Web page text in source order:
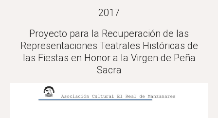
2017
Proyecto para la Recuperación de las
Representaciones Teatrales Históricas de
las Fiestas en Honor a la Virgen de Peña
Sacra